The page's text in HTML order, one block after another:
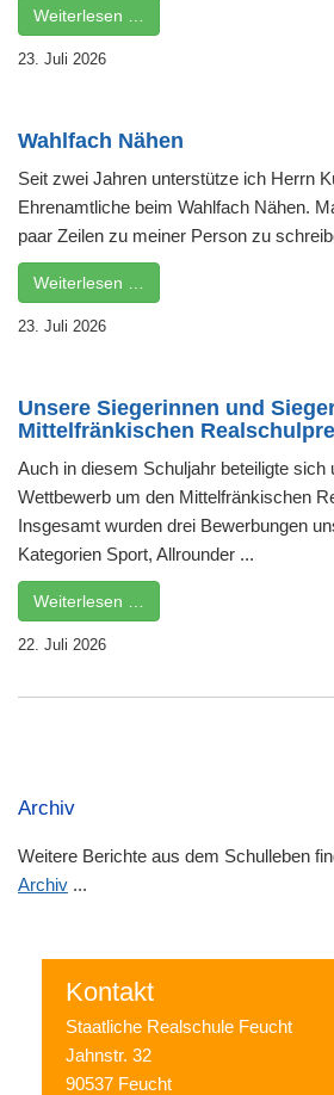
Weiterlesen …
23. Juli 2026
Wahlfach Nähen
Seit zwei Jahren unterstütze ich Herrn
Ehrenamtliche beim Wahlfach Nähen.
paar Zeilen zu meiner Person zu
Weiterlesen …
23. Juli 2026
Unsere Siegerinnen und
Mittelfränkischen
Auch in diesem Schuljahr beteiligte sich
Wettbewerb um den Mittelfränkischen
Insgesamt wurden drei Bewerbungen
Kategorien Sport, Allrounder ...
Weiterlesen …
22. Juli 2026
Archiv
Weitere Berichte aus dem Schulleben
Archiv ...
Kontakt
Staatliche Realschule Feucht
Jahnstr. 32
90537 Feucht